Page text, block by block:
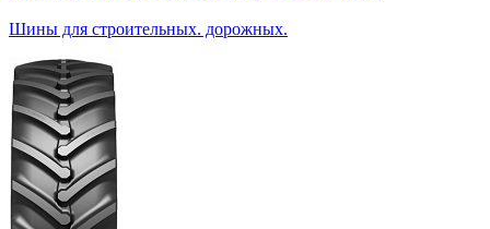
Шины для строительных. дорожных.